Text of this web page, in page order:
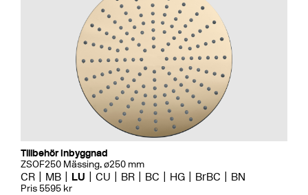
Tillbehör Inbyggnad
ZSOF250 Mässing, ø250 mm
CR MB LU CU BR BC HG BrBC BN
Pris 5595 kr